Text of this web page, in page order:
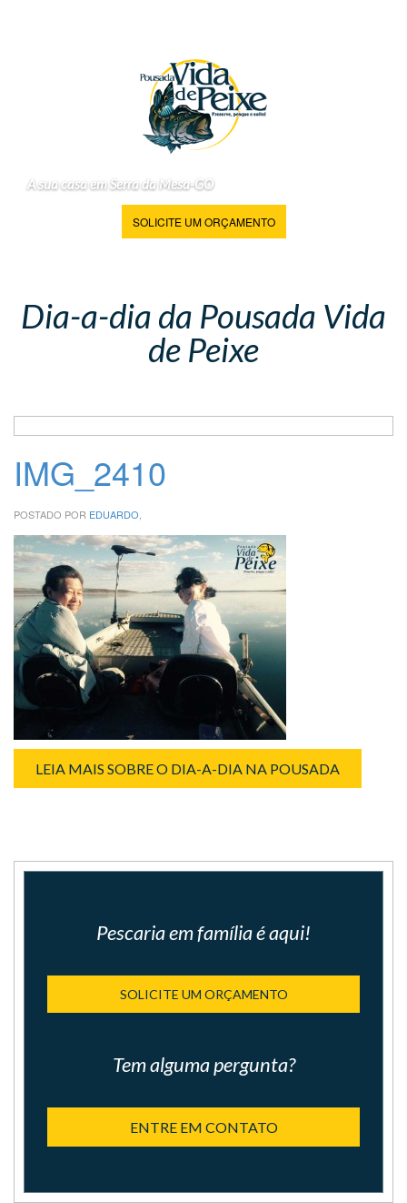
A sua casa em Serra da Mesa-GO
SOLICITE UM ORÇAMENTO
Dia-a-dia da Pousada Vida
de Peixe
IMG_2410
POSTADO POR EDUARDO,
LEIA MAIS SOBRE O DIA-A-DIA NA POUSADA
Pescaria em família é aqui!
SOLICITE UM ORÇAMENTO
Tem alguma pergunta?
ENTRE EM CONTATO